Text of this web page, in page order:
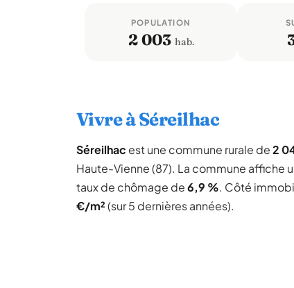
POPULATION
2 003 hab.
Vivre à Séreilhac
Séreilhac est une commune rurale de2
Haute-Vienne (87). La commune affiche
taux de chômage de6,9 %. Côté
€/m²(sur 5 dernières années).